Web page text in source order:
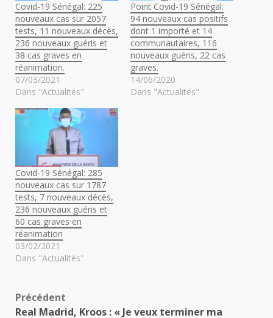
Covid-19 Sénégal: 225
nouveaux cas sur 2057
tests, 11 nouveaux décès,
236 nouveaux guéris et
38 cas graves en
réanimation.
07/03/2021
Dans "Actualités"
Point Covid-19 Sénégal:
94 nouveaux cas positifs
dont 1 importé et 14
communautaires, 116
nouveaux guéris, 22 cas
graves.
14/06/2020
Dans "Actualités"
Covid-19 Sénégal: 285
nouveaux cas sur 1787
tests, 7 nouveaux décès,
236 nouveaux guéris et
60 cas graves en
réanimation
03/02/2021
Dans "Actualités"
Navigation
Précédent
Real Madrid, Kroos : « Je veux terminer ma